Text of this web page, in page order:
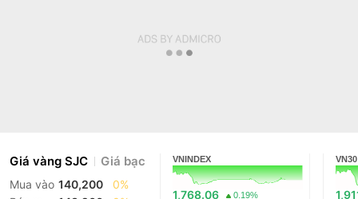
Giá vàng SJC Giá bạc
Mua vào 140,200
0%
VNINDEX
1,768.06 0.19%
VN30